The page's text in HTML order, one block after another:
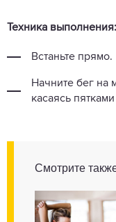
Техника выполнения:
Встаньте прямо.
Начните бег на
касаясь
Смотрите